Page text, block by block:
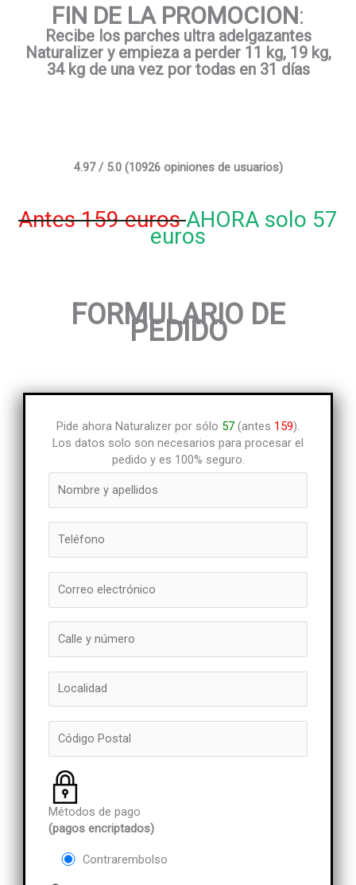
FIN DE LA PROMOCION:
Recibe los parches ultra adelgazantes
Naturalizer y empieza a perder 11 kg, 19 kg,
34 kg de una vez por todas en 31 días
4.97 / 5.0 (10926 opiniones de usuarios)
Antes 159 eurosAHORA solo 57
euros
FORMULARIO DE
PEDIDO
Pide ahora Naturalizer por sólo 57 (antes 159).
Los datos solo son necesarios para procesar el
pedido y es 100% seguro.
Métodos de pago
(pagos encriptados)
Contrarembolso